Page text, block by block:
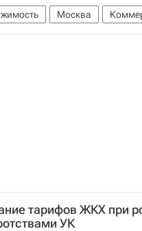
Москва
тарифов ЖКХ при
УК